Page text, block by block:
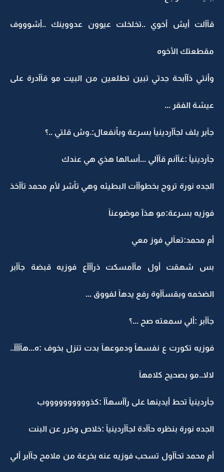
قآآلت أيش أخوي ..تخلخلت عيوون عدووينك ..أشوووف
مقطعتك الأخوه
وأنتي ذآآبحة جدتي تبين تطلعين من البيت مو قآآدرة على
عيشة الفقر ...
جآبر يلف لجآآردينيآ بسرعة وبأنفعال:.وش قلتي ..؟
جآردينيآ :غآآنم قآآلي ...أسالها هذي هي عندك
الجده نورة تروح بخطوآآت البطيئه وهي تأشر لأم محمد تآآخذ
فوزيه بسرعة:مو هذآ موضوعنآ
أم محمد:تعآلي فوز معي
بس شهقت أول مآآمسكت ذرآآآع فوزيه قبضة جآآبر
الضخمه وبقسآآوة رفع يدهآ لفووق ...
جآآبر :ألي سمعته صح ...؟
فوزيه تكورت ع نفسهآ ودموعهآ بدت تنزل بخوف :ه...هآآآآ..
لالا..مو بصحيح كلامهآ
جآردينيآ تحط أيدينها على رآآسهآآ :كذووووووووووب
الجده نورة بنظره حآآدة لجآآردينيآ :خلاص وخرر عن البنت
أم محمد تحآآول تسحب فوزيه عنه بخرعة من ملامح جآآبر ألي